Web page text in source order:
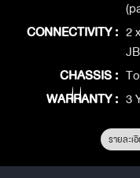
CONNECTIVITY : 2
CHASSIS :
WARRANTY : 3
รายละเ